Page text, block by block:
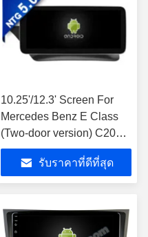
10.25'/12.3' Screen For
Mercedes Benz E Class
(Two-door version) C207
A207 E180 E200 E260
E300 E320 E350 E400
E500 E550 E63AMG
ดรอยด์ มัลติมีเดีย เพลย์
รับราคาที่ดีที่สุด